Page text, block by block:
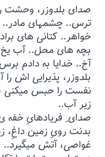
صدای بلدوزر، وحشت
ترس.. چشمهای مادر..
خواهر.. کتانی های
بچه های محل.. آب یخ
آخ.. خدایا به دادم
بلدوزر، پذیرایی اش را
نفست را حبس میکنی
زیر آب..
صدای ِ فریادهایِ خفه
بدنت رویِ زمین داغِ،
غواصی، آتش میگیرد..